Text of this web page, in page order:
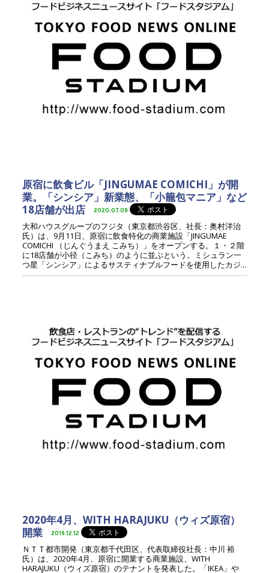
原宿に飲食ビル「JINGUMAE COMICHI」が開
業。「シンシア」新業態、「小籠包マニア」など
18店舗が出店
2020.07.09
大和ハウスグループのフジタ（東京都渋谷区、社長：奥村洋治
氏）は、9月11日、原宿に飲食特化の商業施設「JINGUMAE
COMICHI （じんぐうまえ こみち）」をオープンする。１・２階
に18店舗が小径（こみち）のように並ぶという。ミシュラン一
つ星「シンシア」によるサスティナブルフードを使用したカジ...
2020年4月、WITH HARAJUKU（ウィズ原宿）
開業
2019.12.12
ＮＴＴ都市開発（東京都千代田区、代表取締役社長：中川 裕
氏）は、2020年4月、原宿に開業する商業施設、WITH
HARAJUKU（ウィズ原宿）のテナントを発表した。「IKEA」や